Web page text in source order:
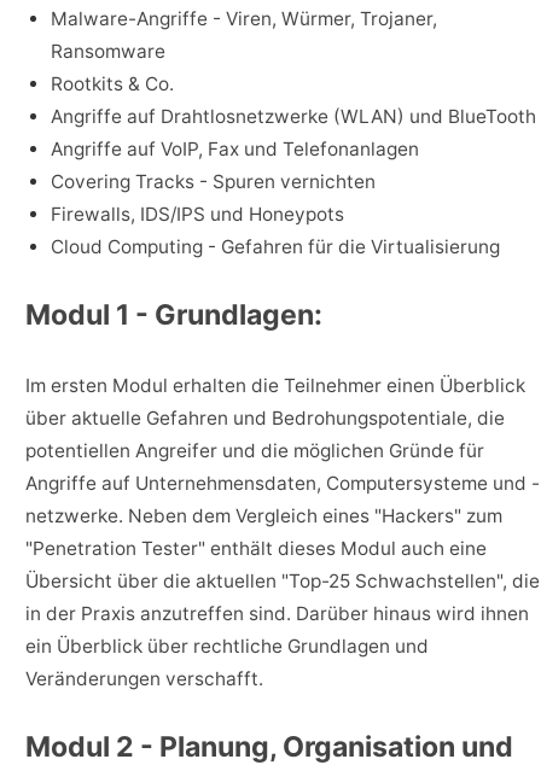
Malware-Angriffe - Viren, Würmer, Trojaner,
Ransomware
Rootkits & Co.
Angriffe auf Drahtlosnetzwerke (WLAN) und BlueTooth
Angriffe auf VoIP, Fax und Telefonanlagen
Covering Tracks - Spuren vernichten
Firewalls, IDS/IPS und Honeypots
Cloud Computing - Gefahren für die Virtualisierung
Modul 1 - Grundlagen:
Im ersten Modul erhalten die Teilnehmer einen Überblick
über aktuelle Gefahren und Bedrohungspotentiale, die
potentiellen Angreifer und die möglichen Gründe für
Angriffe auf Unternehmensdaten, Computersysteme und -
netzwerke. Neben dem Vergleich eines "Hackers" zum
"Penetration Tester" enthält dieses Modul auch eine
Übersicht über die aktuellen "Top-25 Schwachstellen", die
in der Praxis anzutreffen sind. Darüber hinaus wird ihnen
ein Überblick über rechtliche Grundlagen und
Veränderungen verschafft.
Modul 2 - Planung, Organisation und